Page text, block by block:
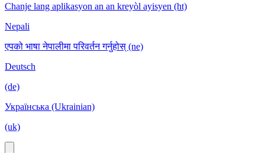
Chanje lang aplikasyon an an kreyòl ayisyen (ht)
Nepali
एपको भाषा नेपालीमा परिवर्तन गर्नुहोस् (ne)
Deutsch
(de)
Українська (Ukrainian)
(uk)